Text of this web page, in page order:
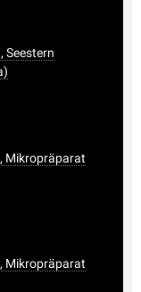
Seestern
Mikropräparat
Mikropräparat